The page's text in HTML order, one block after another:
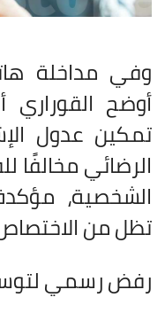
وفي مداخلة
أوضح القوراري
تمكين عدول
الشخصية،
تظل من
رفض رسمي